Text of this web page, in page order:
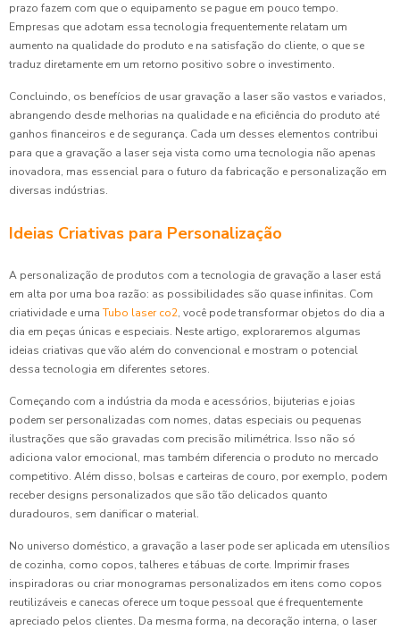
prazo fazem com que o equipamento se pague em pouco tempo.
Empresas que adotam essa tecnologia frequentemente relatam um
aumento na qualidade do produto e na satisfação do cliente, o que se
traduz diretamente em um retorno positivo sobre o investimento.
Concluindo, os benefícios de usar gravação a laser são vastos e variados,
abrangendo desde melhorias na qualidade e na eficiência do produto até
ganhos financeiros e de segurança. Cada um desses elementos contribui
para que a gravação a laser seja vista como uma tecnologia não apenas
inovadora, mas essencial para o futuro da fabricação e personalização em
diversas indústrias.
Ideias Criativas para Personalização
A personalização de produtos com a tecnologia de gravação a laser está
em alta por uma boa razão: as possibilidades são quase infinitas. Com
criatividade e uma Tubo laser co2, você pode transformar objetos do dia a
dia em peças únicas e especiais. Neste artigo, exploraremos algumas
ideias criativas que vão além do convencional e mostram o potencial
dessa tecnologia em diferentes setores.
Começando com a indústria da moda e acessórios, bijuterias e joias
podem ser personalizadas com nomes, datas especiais ou pequenas
ilustrações que são gravadas com precisão milimétrica. Isso não só
adiciona valor emocional, mas também diferencia o produto no mercado
competitivo. Além disso, bolsas e carteiras de couro, por exemplo, podem
receber designs personalizados que são tão delicados quanto
duradouros, sem danificar o material.
No universo doméstico, a gravação a laser pode ser aplicada em utensílios
de cozinha, como copos, talheres e tábuas de corte. Imprimir frases
inspiradoras ou criar monogramas personalizados em itens como copos
reutilizáveis e canecas oferece um toque pessoal que é frequentemente
apreciado pelos clientes. Da mesma forma, na decoração interna, o laser